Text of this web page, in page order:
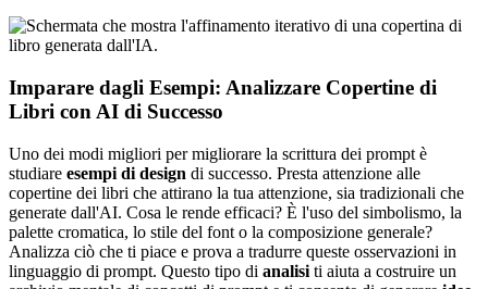
Imparare dagli Esempi: Analizzare Copertine di
Libri con AI di Successo
Uno dei modi migliori per migliorare la scrittura dei prompt è
studiare esempi di design di successo. Presta attenzione alle
copertine dei libri che attirano la tua attenzione, sia tradizionali che
generate dall'AI. Cosa le rende efficaci? È l'uso del simbolismo, la
palette cromatica, lo stile del font o la composizione generale?
Analizza ciò che ti piace e prova a tradurre queste osservazioni in
linguaggio di prompt. Questo tipo di analisi ti aiuta a costruire un